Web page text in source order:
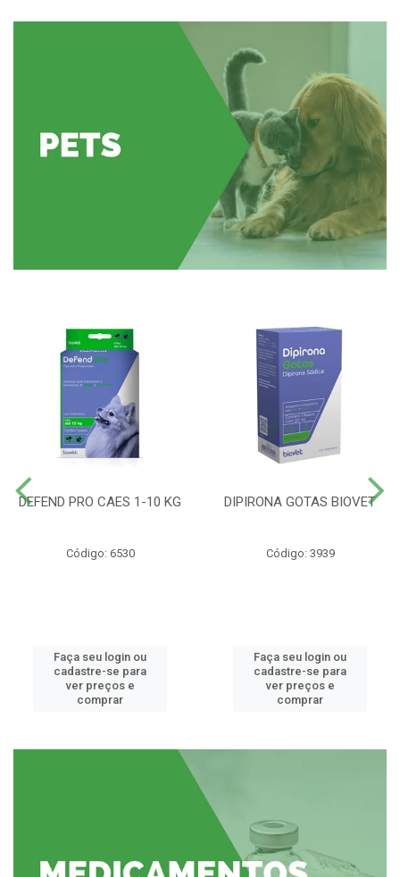
DEFEND PRO CAES 1-10 KG
Código: 6530
Faça seu login ou
cadastre-se para
ver preços e
comprar
DIPIRONA GOTAS BIOVET
Código: 3939
Faça seu login ou
cadastre-se para
ver preços e
comprar